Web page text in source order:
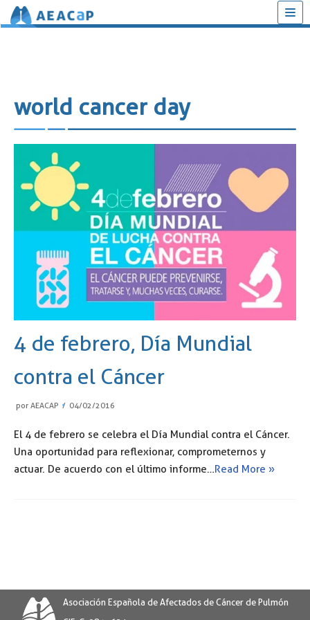
world cancer day
4 de febrero, Día Mundial
contra el Cáncer
por AEACAP 04/02/2016
El 4 de febrero se celebra el Día Mundial contra el Cáncer.
Una oportunidad para reflexionar, comprometernos y
actuar. De acuerdo con el último informe…Read More »
Asociación Española de Afectados de Cáncer de Pulmón